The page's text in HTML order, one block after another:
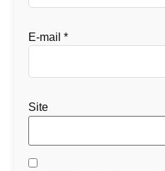
E-mail *
Site